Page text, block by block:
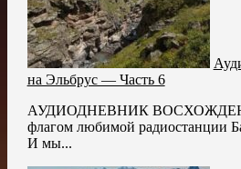
на Эльбрус — Часть 6
АУДИОДНЕВНИК
флагом любимой радиостанции
И мы...